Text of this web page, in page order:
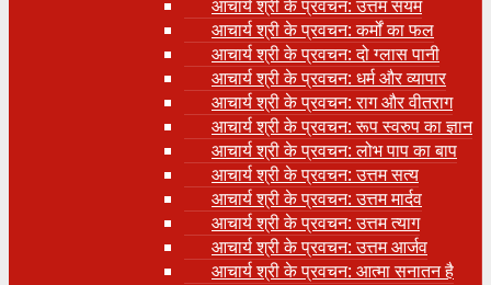
आचार्य श्री के प्रवचन: उत्तम संयम
आचार्य श्री के प्रवचन: कर्मों का फल
आचार्य श्री के प्रवचन: दो ग्लास पानी
आचार्य श्री के प्रवचन: धर्म और व्यापार
आचार्य श्री के प्रवचन: राग और वीतराग
आचार्य श्री के प्रवचन: रूप स्वरुप का ज्ञान
आचार्य श्री के प्रवचन: लोभ पाप का बाप
आचार्य श्री के प्रवचन: उत्तम सत्य
आचार्य श्री के प्रवचन: उत्तम मार्दव
आचार्य श्री के प्रवचन: उत्तम त्याग
आचार्य श्री के प्रवचन: उत्तम आर्जव
आचार्य श्री के प्रवचन: आत्मा सनातन है